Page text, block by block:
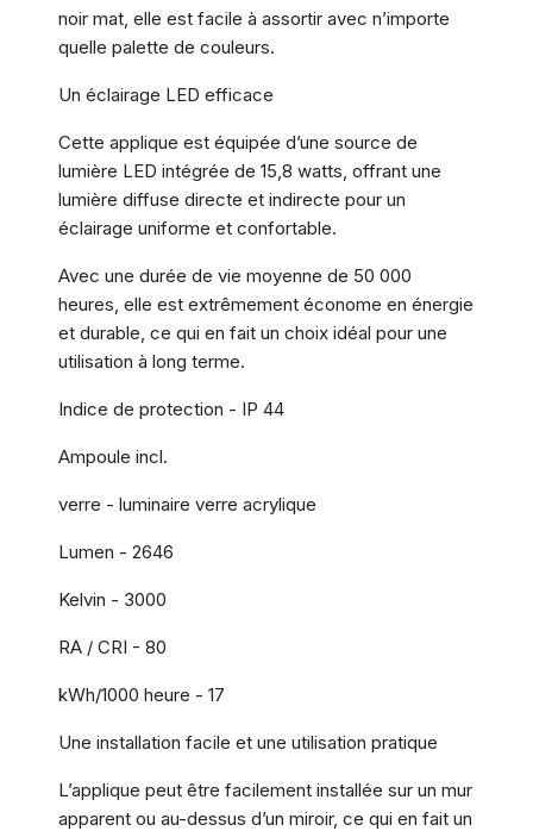
noir mat, elle est facile à assortir avec n’importe
quelle palette de couleurs.
Un éclairage LED efficace
Cette applique est équipée d’une source de
lumière LED intégrée de 15,8 watts, offrant une
lumière diffuse directe et indirecte pour un
éclairage uniforme et confortable.
Avec une durée de vie moyenne de 50 000
heures, elle est extrêmement économe en énergie
et durable, ce qui en fait un choix idéal pour une
utilisation à long terme.
Indice de protection - IP 44
Ampoule incl.
verre - luminaire verre acrylique
Lumen - 2646
Kelvin - 3000
RA / CRI - 80
kWh/1000 heure - 17
Une installation facile et une utilisation pratique
L’applique peut être facilement installée sur un mur
apparent ou au-dessus d’un miroir, ce qui en fait un